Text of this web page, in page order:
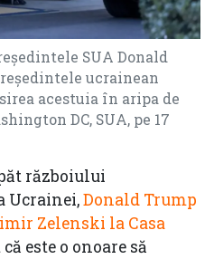
SUA Donald
ucrainean
acestuia în aripa de
DC, SUA, pe 17
războiului
Donald Trump
Zelenski la Casa
este o onoare să